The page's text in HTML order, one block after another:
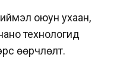
оюун ухаан,
технологид
өөрчлөлт.